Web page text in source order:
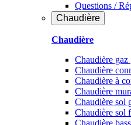
Questions /
Chaudière
Chaudière
Chaudière gaz
Chaudière
Chaudière à
Chaudière
Chaudière sol
Chaudière sol